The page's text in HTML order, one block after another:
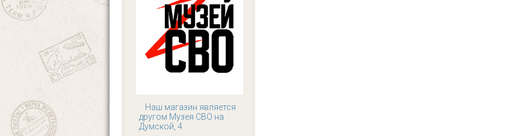
Наш магазин является
другом Музея СВО на
Думской, 4